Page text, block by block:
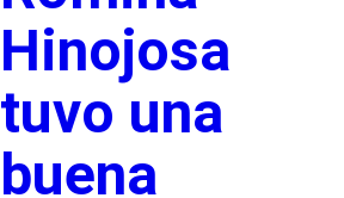
Hinojosa
tuvo una
buena